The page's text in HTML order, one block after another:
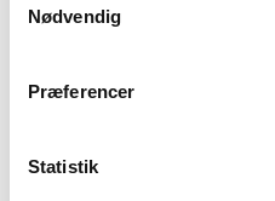
Nødvendig
Præferencer
StatistikSpørgsmål